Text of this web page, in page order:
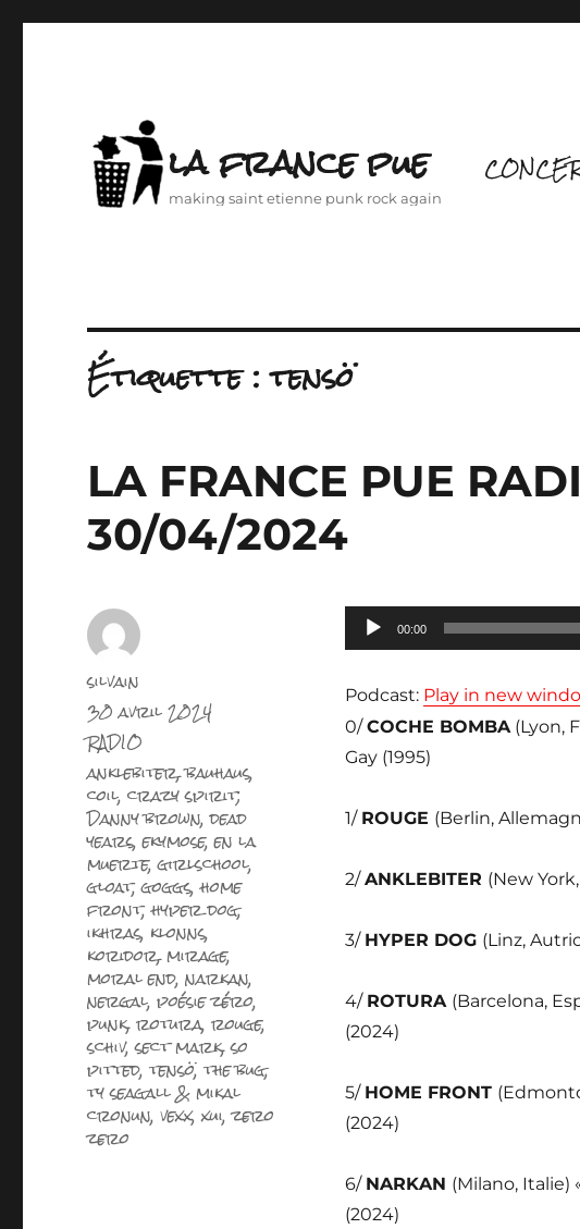
la france pue
making saint etienne punk rock again
Étiquette :tensö
LA FRANCE PUE
30/04/2024
Lecteur
audio
00:00
Podcast: Play in new
0/COCHE BOMBA(Lyon,
Gay (1995)
1/ ROUGE (Berlin,
2/ANKLEBITER (New
3/ HYPER DOG (Linz,
4/ ROTURA (Barcelona,
(2024)
5/ HOME FRONT
(2024)
6/ NARKAN (Milano, Italie)
(2024)
Auteur
silvain
Publié
le
30 avril 2024
Catégories
RADIO
Étiquettes
anklebiter,bauhaus,
coil,crazy spirit;
Danny brown,dead
years,ekymose,en la
muerte,girlschool,
gloat,goggs,home
front,hyper dog,
ikhras, klonns,
koridor,mirage,
moral end,narkan,
nergal,poésie zéro,
punk,rotura,rouge,
schiv,sect mark,so
pitted,tensö,the bug,
ty seagall & mikal
cronun,vexx,xui,zero
zero